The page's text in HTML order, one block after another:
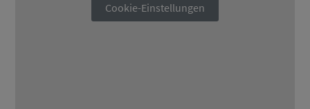
Cookie-Einstellungen